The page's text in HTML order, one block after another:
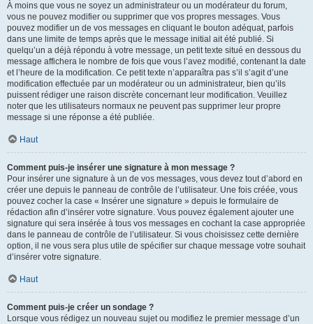
À moins que vous ne soyez un administrateur ou un modérateur du forum,
vous ne pouvez modifier ou supprimer que vos propres messages. Vous
pouvez modifier un de vos messages en cliquant le bouton adéquat, parfois
dans une limite de temps après que le message initial ait été publié. Si
quelqu’un a déjà répondu à votre message, un petit texte situé en dessous du
message affichera le nombre de fois que vous l’avez modifié, contenant la date
et l’heure de la modification. Ce petit texte n’apparaîtra pas s’il s’agit d’une
modification effectuée par un modérateur ou un administrateur, bien qu’ils
puissent rédiger une raison discrète concernant leur modification. Veuillez
noter que les utilisateurs normaux ne peuvent pas supprimer leur propre
message si une réponse a été publiée.
Haut
Comment puis-je insérer une signature à mon message ?
Pour insérer une signature à un de vos messages, vous devez tout d’abord en
créer une depuis le panneau de contrôle de l’utilisateur. Une fois créée, vous
pouvez cocher la case « Insérer une signature » depuis le formulaire de
rédaction afin d’insérer votre signature. Vous pouvez également ajouter une
signature qui sera insérée à tous vos messages en cochant la case appropriée
dans le panneau de contrôle de l’utilisateur. Si vous choisissez cette dernière
option, il ne vous sera plus utile de spécifier sur chaque message votre souhait
d’insérer votre signature.
Haut
Comment puis-je créer un sondage ?
Lorsque vous rédigez un nouveau sujet ou modifiez le premier message d’un